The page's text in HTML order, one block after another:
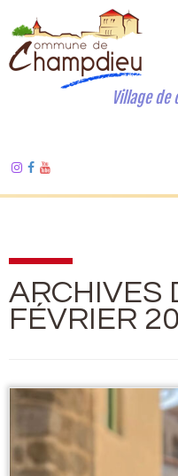
Village de
ARCHIVES
FÉVRIER